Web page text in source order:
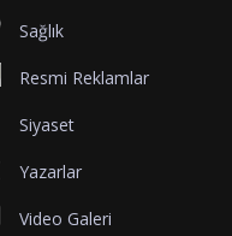
Sağlık
Resmi Reklamlar
Siyaset
Yazarlar
Video Galeri